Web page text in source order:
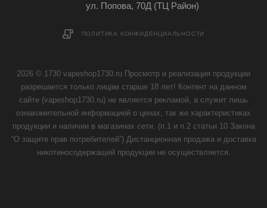
ул. Попова, 70Д (ТЦ Район)
ПОЛИТИКА КОНФИДЕНЦИАЛЬНОСТИ
2026 © 1730 vapeshop1730.ru Просмотр и реализация продукции
разрешается только лицам старше 18 лет! Контент на данном
сайте (vapeshop1730.ru) не является рекламой, а служит лишь
ознакомительной информацией о ценах, так же характеристиках
продукции и наличии в магазинах сети. (п.1 и п.2 статьи 10 Закона
“О защите прав потребителей”) Дистанционная продажа и доставка
никотиносодержащей продукции не осуществляется.